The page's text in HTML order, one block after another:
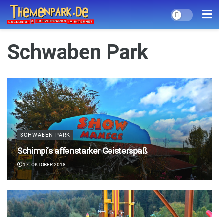
Schwaben Park
SCHWABEN PARK
Schimpi’s affenstarker Geisterspaß
17. OKTOBER 2018